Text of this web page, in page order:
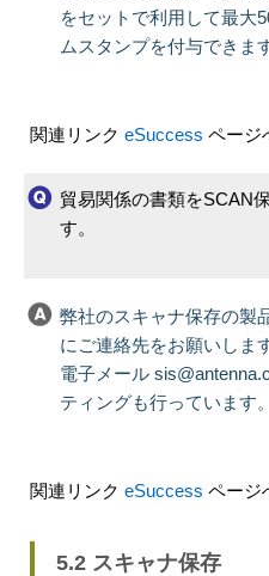
をセットで利用して最大
ムスタンプを付与できま
関連リンク eSuccess ページ
貿易関係の書類をSCAN
す。
弊社のスキャナ保存の製
にご連絡先をお願いしま
電子メール
ティングも行っています。
関連リンク eSuccess ページ
5.2 スキャナ保存